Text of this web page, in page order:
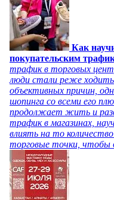
Как
покупательским
трафик в торговых
люди стали реже ходить
объективных причин,
шопинга со всеми его
продолжает жить и
трафик в магазинах,
влиять на то
торговые точки, чтобы